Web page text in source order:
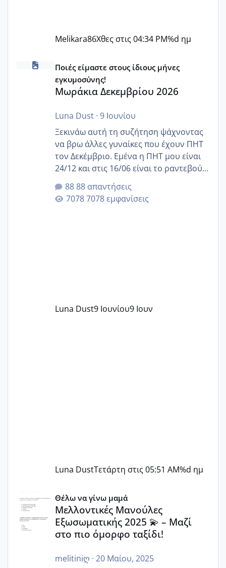
Melikara86Χθες στις 04:34 PM%d ημ
Μωράκια Δεκεμβρίου 2026
Ποιές είμαστε στους ίδιους μήνες
εγκυμοσύνης!
Μωράκια Δεκεμβρίου 2026
Luna Dust· 9 Ιουνίου
Ξεκινάω αυτή τη συζήτηση ψάχνοντας
να βρω άλλες γυναίκες που έχουν ΠΗΤ
τον Δεκέμβριο. Εμένα η ΠΗΤ μου είναι
24/12 και στις 16/06 είναι το ραντεβού
της αυχενικής διαφάνειας. Έχω αρκετό
άγχος και οι μέρες δεν φαίνεται να
περνάνε με τίποτα.
88 απαντήσεις
7078 εμφανίσεις
Luna Dust9 Ιουνίου9 Ιουν
Luna DustΤετάρτη στις 05:51 AM%d ημ
Μελλοντικές Μανούλες Εξωσωματικής 2025 💫 – Μαζί
Θέλω να γίνω μαμά
Μελλοντικές Μανούλες
Εξωσωματικής 2025 💫 – Μαζί
στο πιο όμορφο ταξίδι!
melitiniღ · 20 Μαίου, 2025